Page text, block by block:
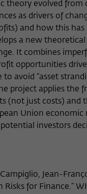
theory evolved
as drivers of
and how this
a new
It combines
opportunities
to avoid “asset
project applies
(not just costs) and
Union
investors
Jean-
for Finance.”
Anbieter
Zweck
Anbieter
Laufzeit
Zweck
Name
Anbieter
Zweck
Externe
Wir
zusätzliche
Videos der
Bluesky und
Sie der
den lokalen
Nutzung der
Dauer der
Verbindung
den USA
werden